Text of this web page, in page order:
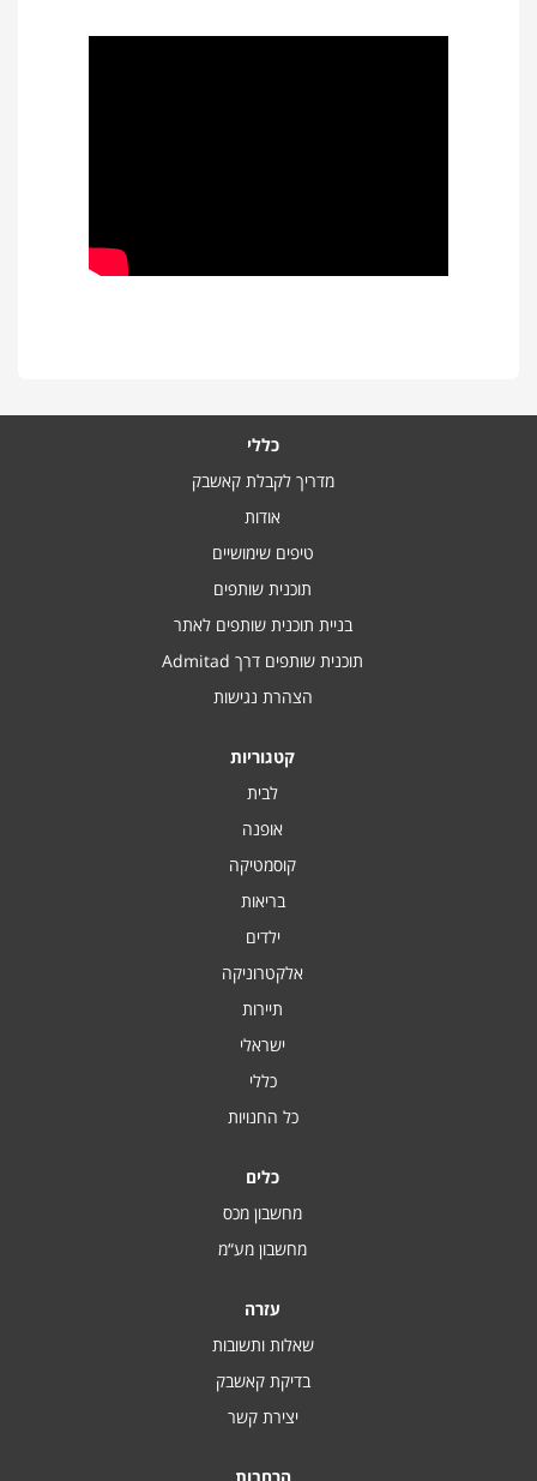
כללי
מדריך לקבלת קאשבק
אודות
טיפים שימושיים
תוכנית שותפים
בניית תוכנית שותפים לאתר
תוכנית שותפים דרך Admitad
הצהרת נגישות
קטגוריות
לבית
אופנה
קוסמטיקה
בריאות
ילדים
אלקטרוניקה
תיירות
ישראלי
כללי
כל החנויות
כלים
מחשבון מכס
מחשבון מע“מ
עזרה
שאלות ותשובות
בדיקת קאשבק
יצירת קשר
הרחבות